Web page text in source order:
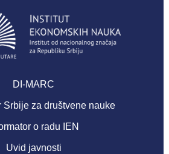
DI-MARC
Srbije za društvene nauke
o radu IEN
Uvid javnosti